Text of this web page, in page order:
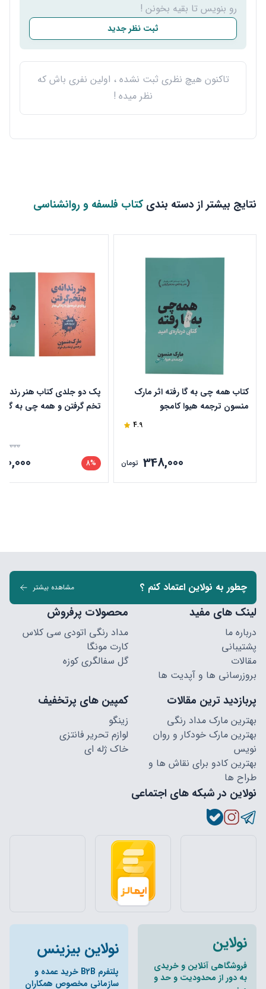
رو بنویس تا بقیه بخونن !
ثبت نظر جدید
تاکنون هیچ نظری ثبت نشده ، اولین نفری باش که
نظر میده !
نتایج بیشتر از دسته بندی کتاب فلسفه و روانشناسی
کتاب همه چی به گا رفته اثر مارک
منسون ترجمه هیوا کامجو
4.9
348,000 تومان
پک دو جلدی کتاب هنر
تخم گرفتن و همه چی به گا
8%
چطور به نولاین اعتماد کنم ؟ مشاهده بیشتر
لینک های مفید
درباره ما
پشتیبانی
مقالات
بروزرسانی ها و آپدیت ها
محصولات پرفروش
مداد رنگی اتودی سی کلاس
کارت مونگا
گل سفالگری کوزه
پربازدید ترین مقالات
بهترین مارک مداد رنگی
بهترین مارک خودکار و روان
نویس
بهترین کادو برای نقاش ها و
طراح ها
کمپین های پرتخفیف
زینگو
لوازم تحریر فانتزی
خاک ژله ای
نولاین در شبکه های اجتماعی
نولاین
فروشگاهی آنلاین و خریدی
به دور از محدودیت و حد و
نولاین بیزینس
پلتفرم B2B خرید عمده و
سازمانی مخصوص همکاران